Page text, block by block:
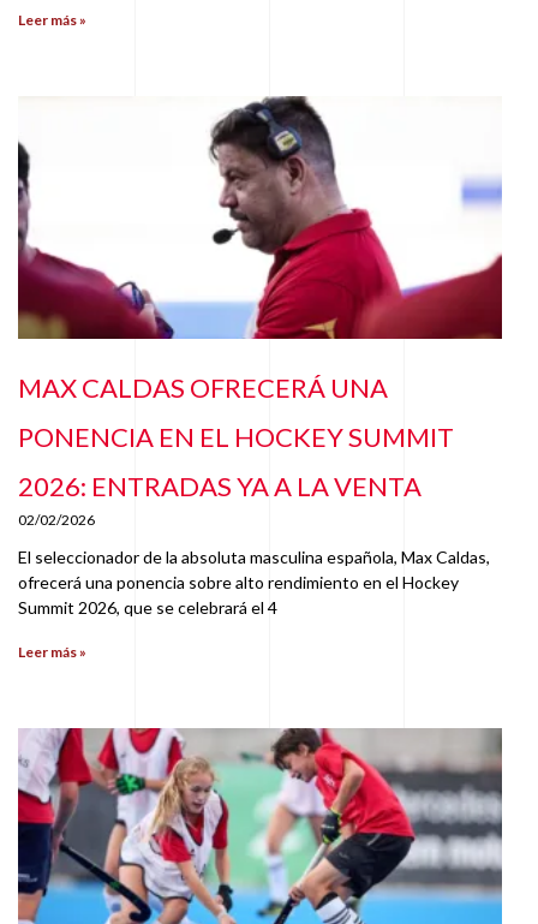
Leer más »
MAX CALDAS OFRECERÁ UNA
PONENCIA EN EL HOCKEY SUMMIT
2026: ENTRADAS YA A LA VENTA
02/02/2026
El seleccionador de la absoluta masculina española, Max Caldas,
ofrecerá una ponencia sobre alto rendimiento en el Hockey
Summit 2026, que se celebrará el 4
Leer más »